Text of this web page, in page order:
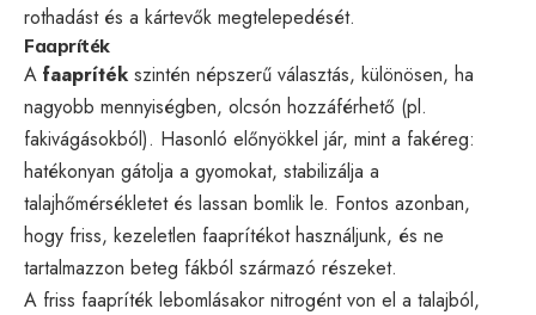
rothadást és a kártevők megtelepedését.
Faapríték
A faapríték szintén népszerű választás, különösen, ha
nagyobb mennyiségben, olcsón hozzáférhető (pl.
fakivágásokból). Hasonló előnyökkel jár, mint a fakéreg:
hatékonyan gátolja a gyomokat, stabilizálja a
talajhőmérsékletet és lassan bomlik le. Fontos azonban,
hogy friss, kezeletlen faaprítékot használjunk, és ne
tartalmazzon beteg fákból származó részeket.
A friss faapríték lebomlásakor nitrogént von el a talajból,